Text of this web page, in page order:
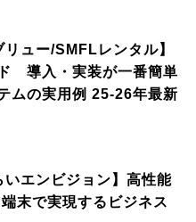
ュー/SMFLレンタル】
導入・実装が一番簡単
ムの実用例 25-26年最新
いエンビジョン】高性能
末で実現するビジネス